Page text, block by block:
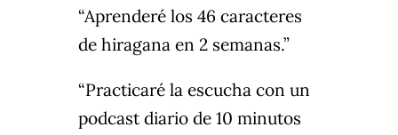
“Aprenderé los 46 caracteres
de hiragana en 2 semanas.”
“Practicaré la escucha con un
podcast diario de 10 minutos